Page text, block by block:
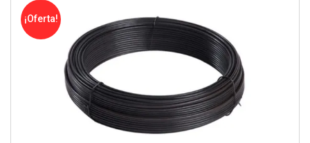
¡Oferta!